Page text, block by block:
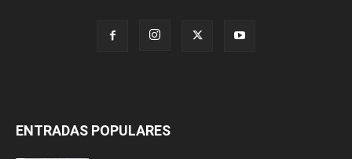
ENTRADAS POPULARES